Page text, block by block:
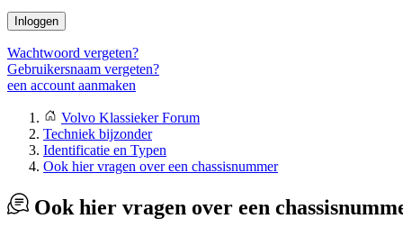
Inloggen
Wachtwoord vergeten?
Gebruikersnaam vergeten?
een account aanmaken
Volvo Klassieker Forum
Techniek bijzonder
Identificatie en Typen
Ook hier vragen over een chassisnummer
Ook hier vragen over een